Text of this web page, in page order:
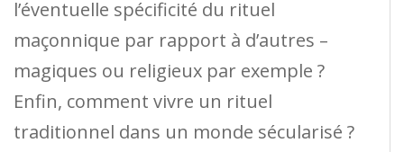
l’éventuelle spécificité du rituel
maçonnique par rapport à d’autres –
magiques ou religieux par exemple ?
Enfin, comment vivre un rituel
traditionnel dans un monde sécularisé ?